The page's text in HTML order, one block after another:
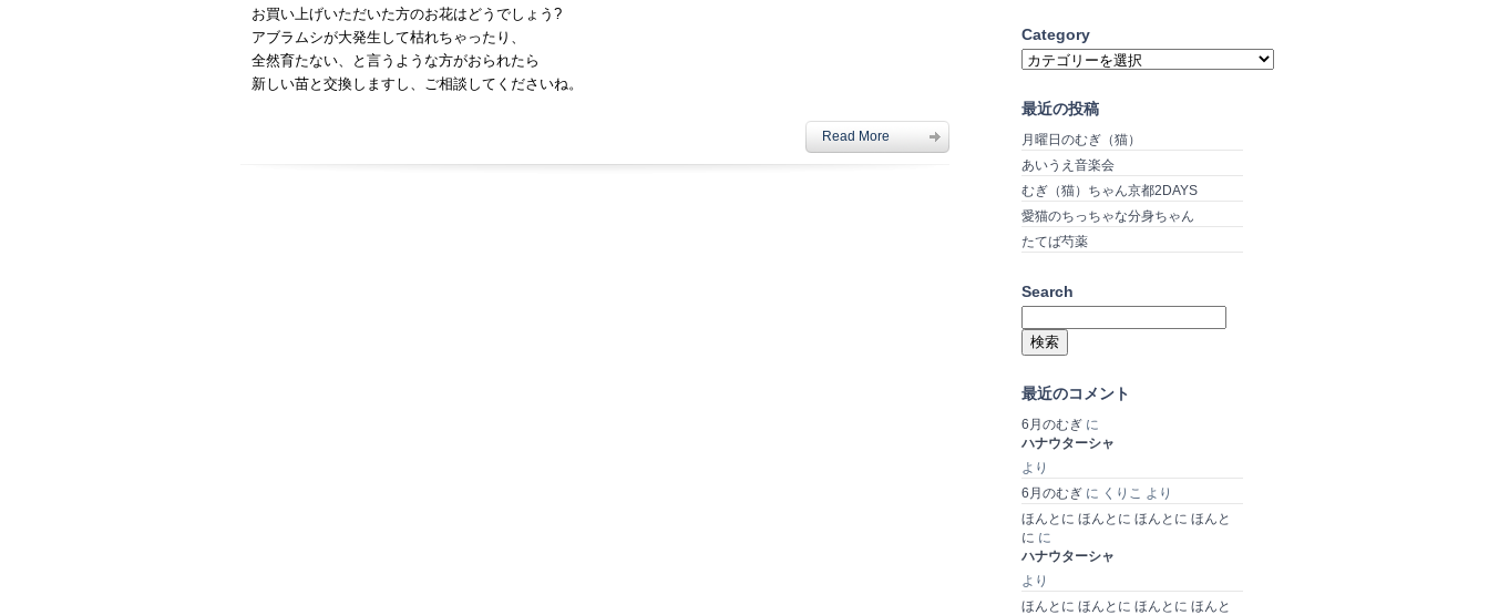
お買い上げいただいた方のお花はどうでしょう?
アブラムシが大発生して枯れちゃったり、
全然育たない、と言うような方がおられたら
新しい苗と交換しますし、ご相談してくださいね。
Read More
Category
Category
最近の投稿
月曜日のむぎ（猫）
あいうえ音楽会
むぎ（猫）ちゃん京都2DAYS
愛猫のちっちゃな分身ちゃん
たてば芍薬
Search
索:
最近のコメント
6月のむぎ に
ハナウターシャ
より
6月のむぎ に くりこ より
ほんとに ほんとに ほんとに ほんと
に に
ハナウターシャ
より
ほんとに ほんとに ほんとに ほんと